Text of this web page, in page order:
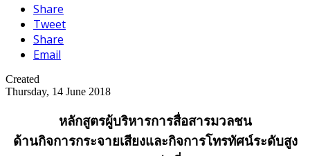
Share
Tweet
Share
Email
Created
Thursday, 14 June 2018
หลักสูตรผู้บริหารการสื่อสารมวลชน
ด้านกิจการกระจายเสียงและกิจการโทรทัศน์ระดับสูง